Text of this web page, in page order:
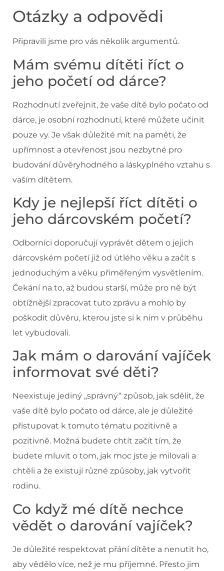
Otázky a odpovědi
Připravili jsme pro vás několik argumentů.
Mám svému dítěti říct o
jeho početí od dárce?
Rozhodnutí zveřejnit, že vaše dítě bylo počato od
dárce, je osobní rozhodnutí, které můžete učinit
pouze vy. Je však důležité mít na paměti, že
upřímnost a otevřenost jsou nezbytné pro
budování důvěryhodného a láskyplného vztahu s
vaším dítětem.
Kdy je nejlepší říct dítěti o
jeho dárcovském početí?
Odborníci doporučují vyprávět dětem o jejich
dárcovském početí již od útlého věku a začít s
jednoduchým a věku přiměřeným vysvětlením.
Čekání na to, až budou starší, může pro ně být
obtížnější zpracovat tuto zprávu a mohlo by
poškodit důvěru, kterou jste si k nim v průběhu
let vybudovali.
Jak mám o darování vajíček
informovat své děti?
Neexistuje jediný „správný“ způsob, jak sdělit, že
vaše dítě bylo počato od dárce, ale je důležité
přistupovat k tomuto tématu pozitivně a
pozitivně. Možná budete chtít začít tím, že
budete mluvit o tom, jak moc jste je milovali a
chtěli a že existují různé způsoby, jak vytvořit
rodinu.
Co když mé dítě nechce
vědět o darování vajíček?
Je důležité respektovat přání dítěte a nenutit ho,
aby vědělo více, než je mu příjemné. Přesto jim